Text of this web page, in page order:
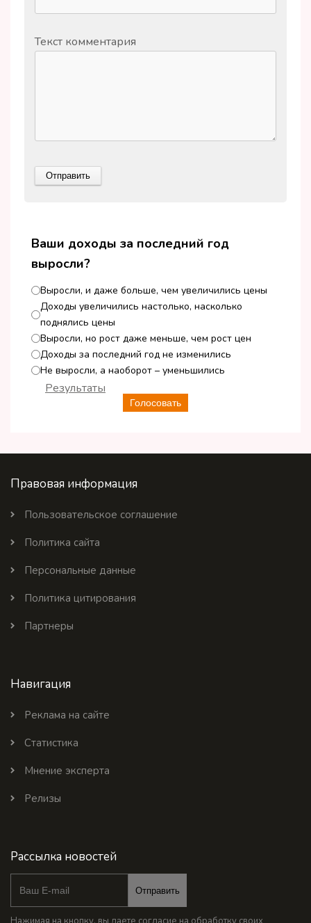
Текст комментария
Ваши доходы за последний год
выросли?
Выросли, и даже больше, чем увеличились цены
Доходы увеличились настолько, насколько
поднялись цены
Выросли, но рост даже меньше, чем рост цен
Доходы за последний год не изменились
Не выросли, а наоборот – уменьшились
Голосовать
Результаты
Правовая информация
Пользовательское соглашение
Политика сайта
Персональные данные
Политика цитирования
Партнеры
Навигация
Реклама на сайте
Статистика
Мнение эксперта
Релизы
Рассылка новостей
Отправить